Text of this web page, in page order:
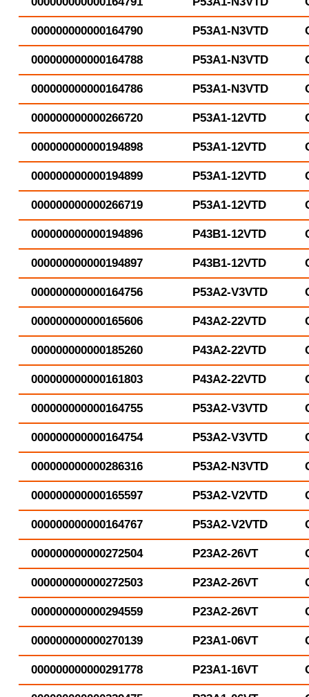
000000000000164790 P53A1-N3VTD
000000000000164788 P53A1-N3VTD
000000000000164786 P53A1-N3VTD
000000000000266720 P53A1-12VTD
000000000000194898 P53A1-12VTD
000000000000194899 P53A1-12VTD
000000000000266719 P53A1-12VTD
000000000000194896 P43B1-12VTD
000000000000194897 P43B1-12VTD
000000000000164756 P53A2-V3VTD
000000000000165606 P43A2-22VTD
000000000000185260 P43A2-22VTD
000000000000161803 P43A2-22VTD
000000000000164755 P53A2-V3VTD
000000000000164754 P53A2-V3VTD
000000000000286316 P53A2-N3VTD
000000000000165597 P53A2-V2VTD
000000000000164767 P53A2-V2VTD
000000000000272504 P23A2-26VT
000000000000272503 P23A2-26VT
000000000000294559 P23A2-26VT
000000000000270139 P23A1-06VT
000000000000291778 P23A1-16VT